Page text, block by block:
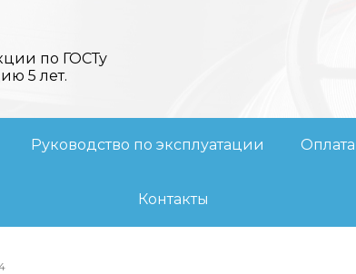
по ГОСТу
5 лет.
Руководство по эксплуатации
Контакты